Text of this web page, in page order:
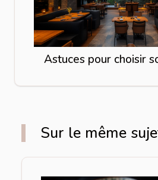
Astuces pour choisir
Sur le même